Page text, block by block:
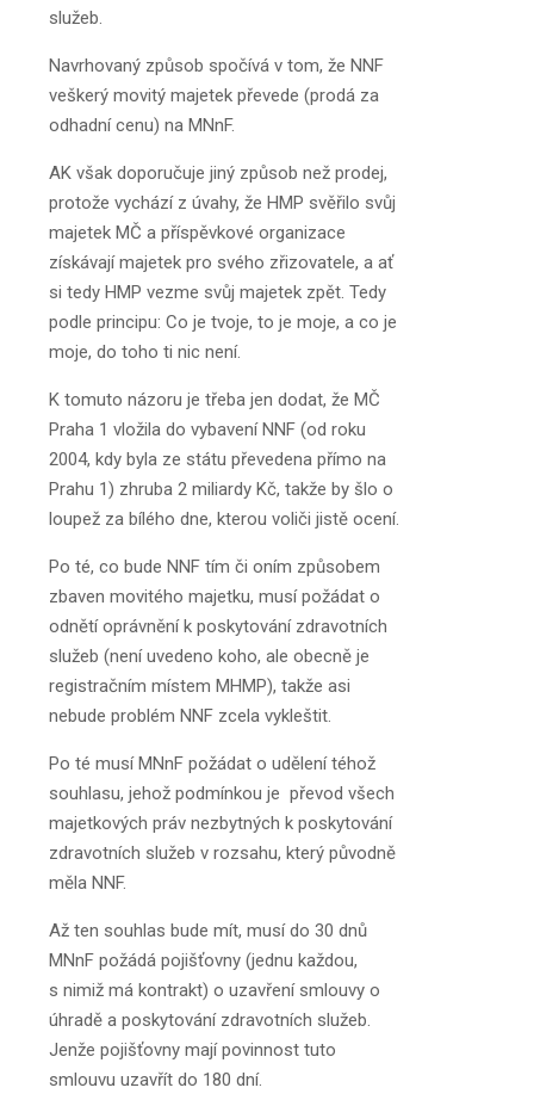
služeb.
Navrhovaný způsob spočívá v tom, že NNF
veškerý movitý majetek převede (prodá za
odhadní cenu) na MNnF.
AK však doporučuje jiný způsob než prodej,
protože vychází z úvahy, že HMP svěřilo svůj
majetek MČ a příspěvkové organizace
získávají majetek pro svého zřizovatele, a ať
si tedy HMP vezme svůj majetek zpět. Tedy
podle principu: Co je tvoje, to je moje, a co je
moje, do toho ti nic není.
K tomuto názoru je třeba jen dodat, že MČ
Praha 1 vložila do vybavení NNF (od roku
2004, kdy byla ze státu převedena přímo na
Prahu 1) zhruba 2 miliardy Kč, takže by šlo o
loupež za bílého dne, kterou voliči jistě ocení.
Po té, co bude NNF tím či oním způsobem
zbaven movitého majetku, musí požádat o
odnětí oprávnění k poskytování zdravotních
služeb (není uvedeno koho, ale obecně je
registračním místem MHMP), takže asi
nebude problém NNF zcela vykleštit.
Po té musí MNnF požádat o udělení téhož
souhlasu, jehož podmínkou je převod všech
majetkových práv nezbytných k poskytování
zdravotních služeb v rozsahu, který původně
měla NNF.
Až ten souhlas bude mít, musí do 30 dnů
MNnF požádá pojišťovny (jednu každou,
s nimiž má kontrakt) o uzavření smlouvy o
úhradě a poskytování zdravotních služeb.
Jenže pojišťovny mají povinnost tuto
smlouvu uzavřít do 180 dní.